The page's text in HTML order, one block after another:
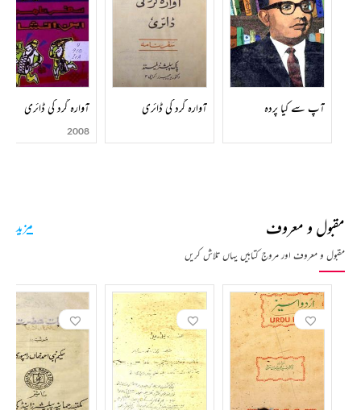
آپ سے کیا پردہ آوارہ گرد کی ڈائری آوارہ گرد کی ڈائری
2008
مقبول و معروف
مقبول و معروف اور مروج کتابیں یہاں تلاش کریں
مزید